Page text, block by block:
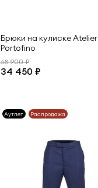
Брюки на кулиске Atelier
Portofino
68 900 ₽
34 450 ₽
Аутлет Распродажа